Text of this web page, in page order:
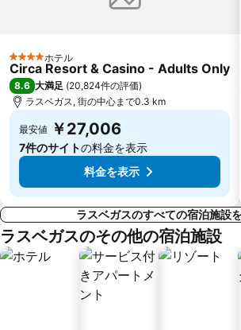
4 ホテルのランク
ホテル
Circa Resort & Casino - Adults Only
8.6 大満足 (20,824件の評価)
ラスベガス, 街の中心まで0.3 km
最安値 ￥27,006
7件のサイトの料金を表示
料金を表示
ラスベガスのすべての宿泊施設
ラスベガスのその他の宿泊施設